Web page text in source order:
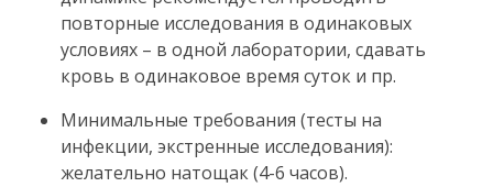
повторные исследования в одинаковых
условиях – в одной лаборатории, сдавать
кровь в одинаковое время суток и пр.
Минимальные требования (тесты на
инфекции, экстренные исследования):
желательно натощак (4-6 часов).